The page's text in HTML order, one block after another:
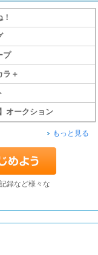
プ
ラ＋
オークション
もっと見る
録など様々な